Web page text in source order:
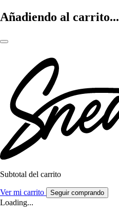
Añadiendo al carrito...
Subtotal del carrito
Ver mi carrito Seguir comprando
Loading...